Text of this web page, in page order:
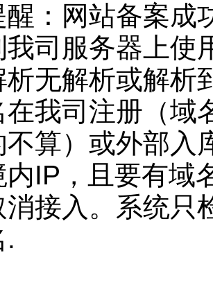
醒：网站备案成
我司服务器上使
析无解析或解析
在我司注册（域
不算）或外部入
内IP，且要有域
消接入。系统只
.